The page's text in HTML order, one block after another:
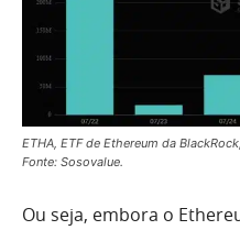
ETHA, ETF de Ethereum da
Fonte: Sosovalue.
Ou seja, embora o